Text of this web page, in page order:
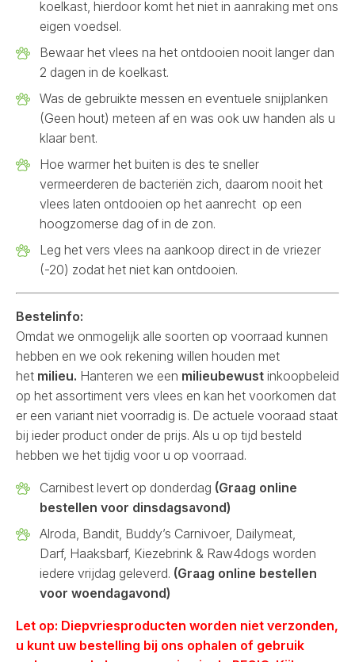
koelkast, hierdoor komt het niet in aanraking met ons
eigen voedsel.
Bewaar het vlees na het ontdooien nooit langer dan
2 dagen in de koelkast.
Was de gebruikte messen en eventuele snijplanken
(Geen hout) meteen af en was ook uw handen als u
klaar bent.
Hoe warmer het buiten is des te sneller
vermeerderen de bacteriën zich, daarom nooit het
vlees laten ontdooien op het aanrecht op een
hoogzomerse dag of in de zon.
Leg het vers vlees na aankoop direct in de vriezer
(-20) zodat het niet kan ontdooien.
Bestelinfo:
Omdat we onmogelijk alle soorten op voorraad kunnen
hebben en we ook rekening willen houden met
het milieu. Hanteren we een milieubewust inkoopbeleid
op het assortiment vers vlees en kan het voorkomen dat
er een variant niet voorradig is. De actuele vooraad staat
bij ieder product onder de prijs. Als u op tijd besteld
hebben we het tijdig voor u op voorraad.
Carnibest levert op donderdag (Graag online
bestellen voor dinsdagsavond)
Alroda, Bandit, Buddy’s Carnivoer, Dailymeat,
Darf, Haaksbarf, Kiezebrink & Raw4dogs worden
iedere vrijdag geleverd. (Graag online bestellen
voor woendagavond)
Let op: Diepvriesproducten worden niet verzonden,
u kunt uw bestelling bij ons ophalen of gebruik